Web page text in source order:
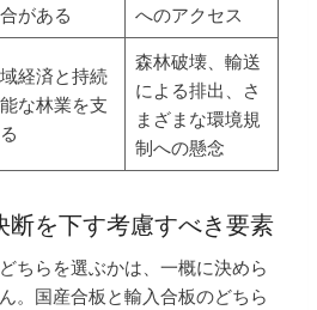
がある
へのアクセス
経済と持続
な林業を支
森林破壊、輸送
による排出、さ
まざまな環境規
制への懸念
断を下す考慮すべき要素
ちらを選ぶかは、一概に決めら
。国産合板と輸入合板のどちら